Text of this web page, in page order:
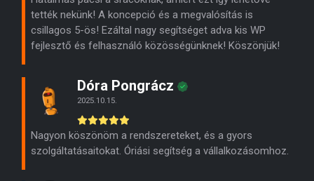
tették nekünk! A koncepció és a megvalósítás is
csillagos 5-ös! Ezáltal nagy segítséget adva kis WP
fejlesztő és felhasználó közösségünknek! Köszönjük!
Dóra Pongrácz
2025.10.15.
Nagyon köszönöm a rendszereteket, és a gyors
szolgáltatásaitokat. Óriási segítség a vállalkozásomhoz.